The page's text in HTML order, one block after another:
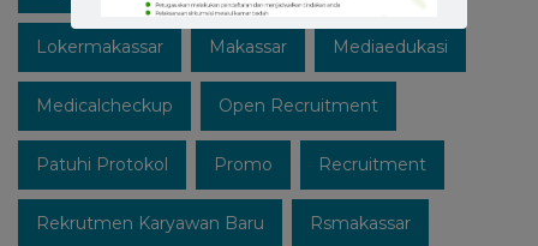
Lokermakassar Makassar Mediaedukasi
Medicalcheckup Open Recruitment
Patuhi Protokol Promo Recruitment
Rekrutmen Karyawan Baru Rsmakassar